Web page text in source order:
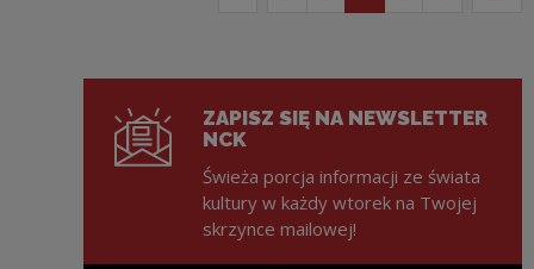
ZAPISZ SIĘ NA NEWSLETTER
NCK
Świeża porcja informacji ze świata
kultury w każdy wtorek na Twojej
skrzynce mailowej!